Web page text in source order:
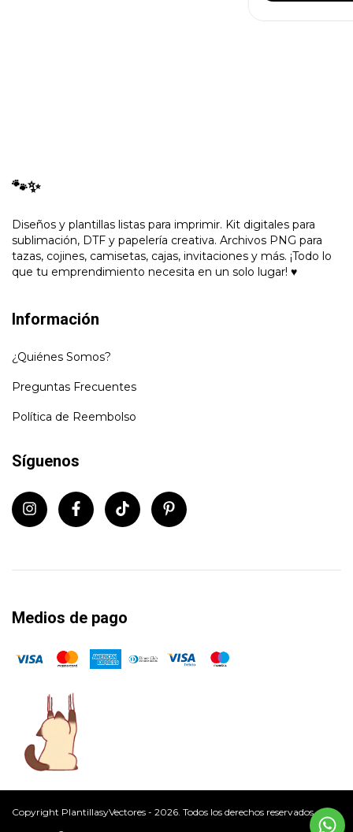
🐾✨
Diseños y plantillas listas para imprimir. Kit digitales para
sublimación, DTF y papelería creativa. Archivos PNG para
tazas, cojines, camisetas, cajas, invitaciones y más. ¡Todo lo
que tu emprendimiento necesita en un solo lugar! ♥
Información
¿Quiénes Somos?
Preguntas Frecuentes
Política de Reembolso
Síguenos
Medios de pago
Copyright PlantillasyVectores - 2026. Todos los derechos reservados.